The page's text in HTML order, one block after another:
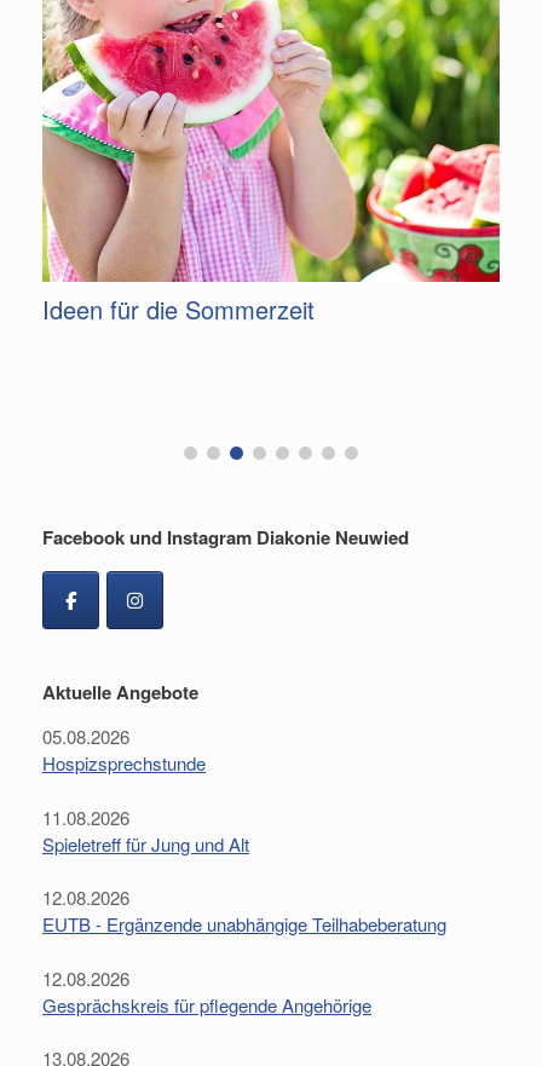
Facebook und Instagram Diakonie Neuwied
Aktuelle Angebote
05.08.2026
Hospizsprechstunde
11.08.2026
Spieletreff für Jung und Alt
12.08.2026
EUTB - Ergänzende unabhängige Teilhabeberatung
12.08.2026
Gesprächskreis für pflegende Angehörige
13.08.2026